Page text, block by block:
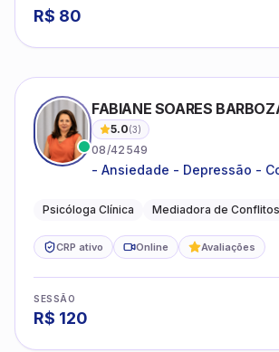
R$ 80
FABIANE SOARES
5.0(3)
08/42549
- Ansiedade - Depressão -
relacionamentos -
Psicóloga Clínica Mediadora de
CRP ativo Online Avaliações
SESSÃO
R$ 120